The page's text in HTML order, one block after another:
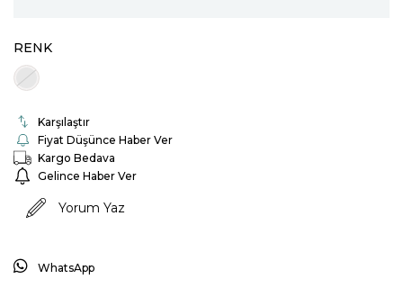
RENK
Karşılaştır
Fiyat Düşünce Haber Ver
Kargo Bedava
Gelince Haber Ver
Yorum Yaz
WhatsApp